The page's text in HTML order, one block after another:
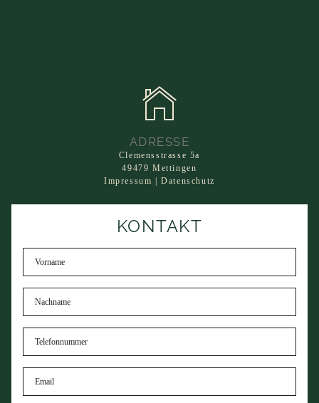
ADRESSE
Clemensstrasse 5a
49479 Mettingen
Impressum
|Datenschutz
KONTAKT